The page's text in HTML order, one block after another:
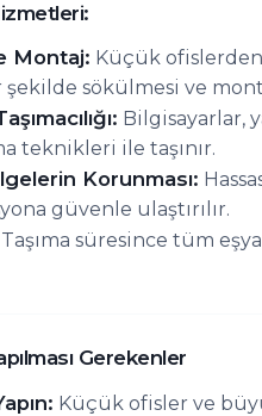
Montaj: Küçük
sökülmesi ve
Bilgisayarlar,
teknikleri ile taşınır.
Korunması:
güvenle ulaştırılır.
Taşıma süresince tüm
Gerekenler
Küçük ofisler ve